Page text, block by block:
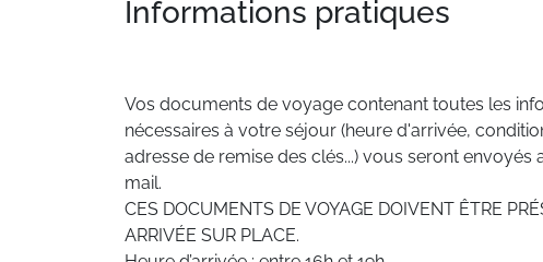
Informations pratiques
Vos documents de voyage contenant toutes les
nécessaires à votre séjour (heure d'arrivée,
adresse de remise des clés...) vous seront
mail.
CES DOCUMENTS DE VOYAGE DOIVENT ÊTRE
ARRIVÉE SUR PLACE.